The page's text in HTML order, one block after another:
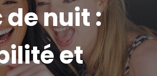
nuit :
et